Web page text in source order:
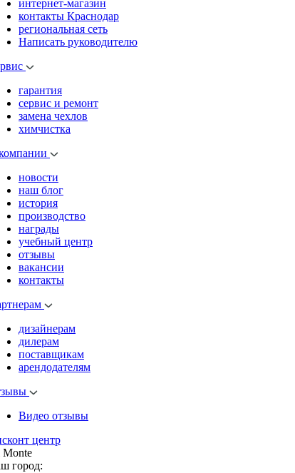
интернет-магазин
контакты Краснодар
региональная сеть
Написать руководителю
гарантия
сервис и ремонт
замена чехлов
химчистка
новости
наш блог
история
производство
награды
учебный центр
отзывы
вакансии
контакты
дизайнерам
дилерам
поставщикам
арендодателям
Видео отзывы
центр
Monte
город: